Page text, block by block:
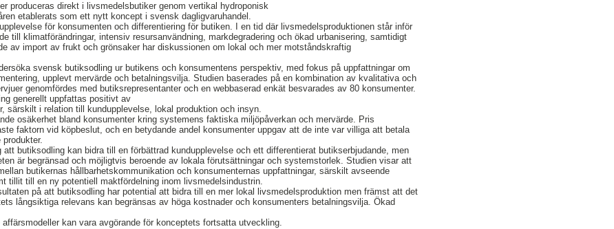
produceras direkt i livsmedelsbutiker genom vertikal hydroponisk
etablerats som ett nytt koncept i svensk dagligvaruhandel.
för konsumenten och differentiering för butiken. I en tid där livsmedelsproduktionen står inför
till klimatförändringar, intensiv resursanvändning, markdegradering och ökad urbanisering, samtidigt
av import av frukt och grönsaker har diskussionen om lokal och mer motståndskraftig
svensk butiksodling ur butikens och konsumentens perspektiv, med fokus på uppfattningar om
upplevt mervärde och betalningsvilja. Studien baserades på en kombination av kvalitativa och
genomfördes med butiksrepresentanter och en webbaserad enkät besvarades av 80 konsumenter.
generellt uppfattas positivt av
särskilt i relation till kundupplevelse, lokal produktion och insyn.
osäkerhet bland konsumenter kring systemens faktiska miljöpåverkan och mervärde. Pris
faktorn vid köpbeslut, och en betydande andel konsumenter uppgav att de inte var villiga att betala
att butiksodling kan bidra till en förbättrad kundupplevelse och ett differentierat butikserbjudande, men
är begränsad och möjligtvis beroende av lokala förutsättningar och systemstorlek. Studien visar att
butikernas hållbarhetskommunikation och konsumenternas uppfattningar, särskilt avseende
tillit till en ny potentiell maktfördelning inom livsmedelsindustrin.
på att butiksodling har potential att bidra till en mer lokal livsmedelsproduktion men främst att det
långsiktiga relevans kan begränsas av höga kostnader och konsumenters betalningsvilja. Ökad
kan vara avgörande för konceptets fortsatta utveckling.